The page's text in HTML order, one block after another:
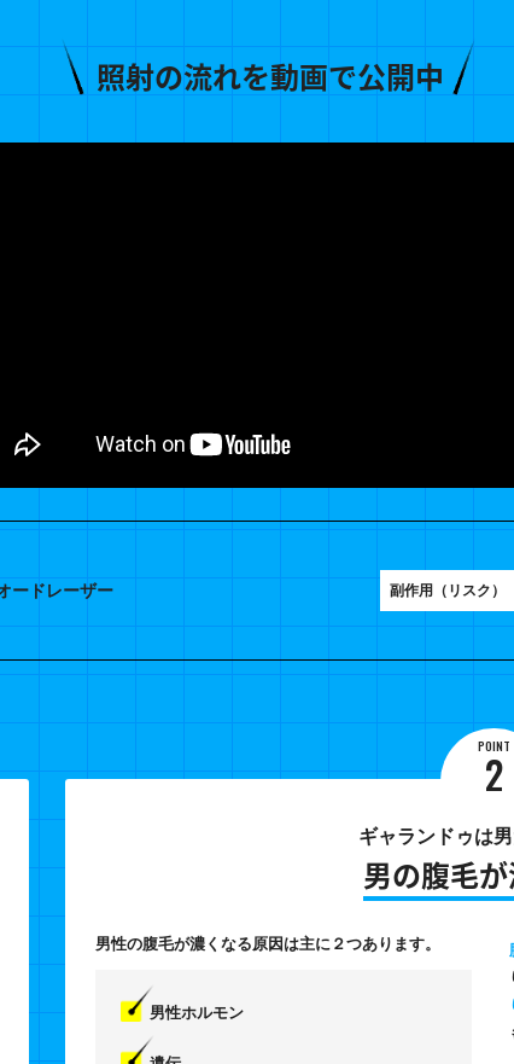
照射の流れを動画で公開中
ードレーザー 副作用（リスク）
POINT
2
ギャランドゥは
男の腹毛
男性の腹毛が濃くなる原因は主に２つあります。
男性ホルモン